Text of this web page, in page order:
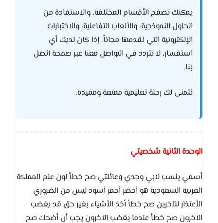
يمكنك تصفح الأقسام المختلفة، والاستفادة من
الحلول النموذجية، والألعاب التفاعلية، والاختبارات
الإلكترونية التي نقدمها مجاناً. إذا كان لديك أي
استفسار، لا تتردد في التواصل معنا عبر صفحة اتصل
بنا.
نتمنى لك رحلة تعليمية ممتعة ومفيدة.
الوحدة الثانية شخصيتي
أسمي ينسب لأبي وجدي وعائلتي صح خطأ لون علم المملكة
العربية السعودية هو أخضر أحمر أسود ليس من الضروري
الأعتذار للآخرين صح خطأ أخذ الأشياء بغير حق قد يغضب
الآخرون صح خطأ عندما يغضب الآخرون يجب أن أضحك صح